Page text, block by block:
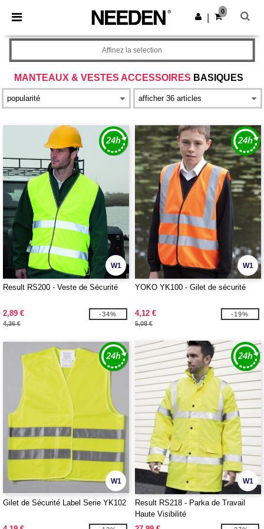
× Appli Needen
Meilleurs prix sur l’app !
Obtenir l'appli
0
MANTEAUX & VESTES ACCESSOIRES BASIQUES
Affinez la selection
W1
Result RS200 - Veste de Sécurité
2,89 €
4,36 €
-34%
W1
YOKO YK100 - Gilet de sécurité
4,12 €
5,08 €
-19%
W1
Gilet de Sécurité Label Serie YK102
W1
Result RS218 - Parka de Travail
Haute Visibilité